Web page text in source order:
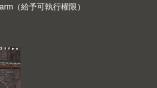
（給予可執行權限）